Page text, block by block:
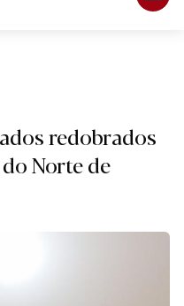
redobrados
Norte de